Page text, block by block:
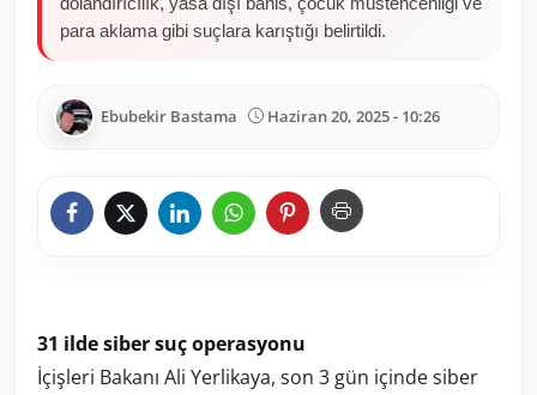
para aklama gibi suçlara karıştığı belirtildi.
Ebubekir Bastama Haziran 20, 2025 - 10:26
31 ilde siber suç operasyonu
İçişleri Bakanı Ali Yerlikaya, son 3 gün içinde siber